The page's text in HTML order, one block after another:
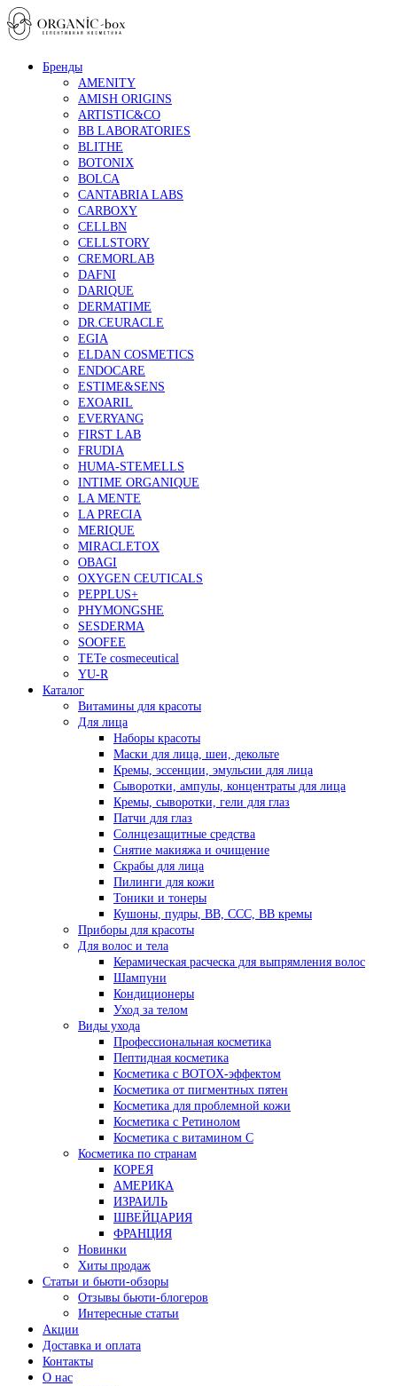
Бренды
AMENITY
AMISH ORIGINS
ARTISTIC&CO
BB LABORATORIES
BLITHE
BOTONIX
BOLCA
CANTABRIA LABS
CARBOXY
CELLBN
CELLSTORY
CREMORLAB
DAFNI
DARIQUE
DERMATIME
DR.CEURACLE
EGIA
ELDAN COSMETICS
ENDOCARE
ESTIME&SENS
EXOARIL
EVERYANG
FIRST LAB
FRUDIA
HUMA-STEMELLS
INTIME ORGANIQUE
LA MENTE
LA PRECIA
MERIQUE
MIRACLETOX
OBAGI
OXYGEN CEUTICALS
PEPPLUS+
PHYMONGSHE
SESDERMA
SOOFEE
TETe cosmeceutical
YU-R
Каталог
Витамины для красоты
Для лица
Наборы красоты
Маски для лица, шеи, декольте
Кремы, эссенции, эмульсии для лица
Сыворотки, ампулы, концентраты для лица
Кремы, сыворотки, гели для глаз
Патчи для глаз
Солнцезащитные средства
Снятие макияжа и очищение
Скрабы для лица
Пилинги для кожи
Тоники и тонеры
Кушоны, пудры, ВВ, ССС, ВВ кремы
Приборы для красоты
Для волос и тела
Керамическая расческа для выпрямления волос
Шампуни
Кондиционеры
Уход за телом
Виды ухода
Профессиональная косметика
Пептидная косметика
Косметика с BOTOX-эффектом
Косметика от пигментных пятен
Косметика для проблемной кожи
Косметика с Ретинолом
Косметика с витамином С
Косметика по странам
КОРЕЯ
АМЕРИКА
ИЗРАИЛЬ
ШВЕЙЦАРИЯ
ФРАНЦИЯ
Новинки
Хиты продаж
Статьи и бьюти-обзоры
Отзывы бьюти-блогеров
Интересные статьи
Акции
Доставка и оплата
Контакты
О нас